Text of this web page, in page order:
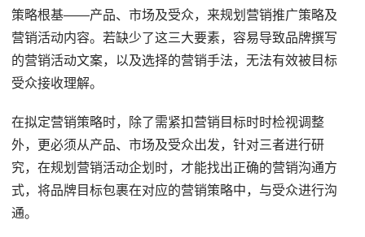
策略根基——产品、市场及受众，来规划营销推广策略及
营销活动内容。若缺少了这三大要素，容易导致品牌撰写
的营销活动文案，以及选择的营销手法，无法有效被目标
受众接收理解。
在拟定营销策略时，除了需紧扣营销目标时时检视调整
外，更必须从产品、市场及受众出发，针对三者进行研
究，在规划营销活动企划时，才能找出正确的营销沟通方
式，将品牌目标包裹在对应的营销策略中，与受众进行沟
通。